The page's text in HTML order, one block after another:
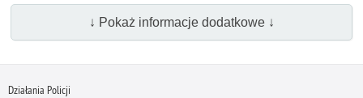
↓ Pokaż informacje dodatkowe ↓
Działania Policji